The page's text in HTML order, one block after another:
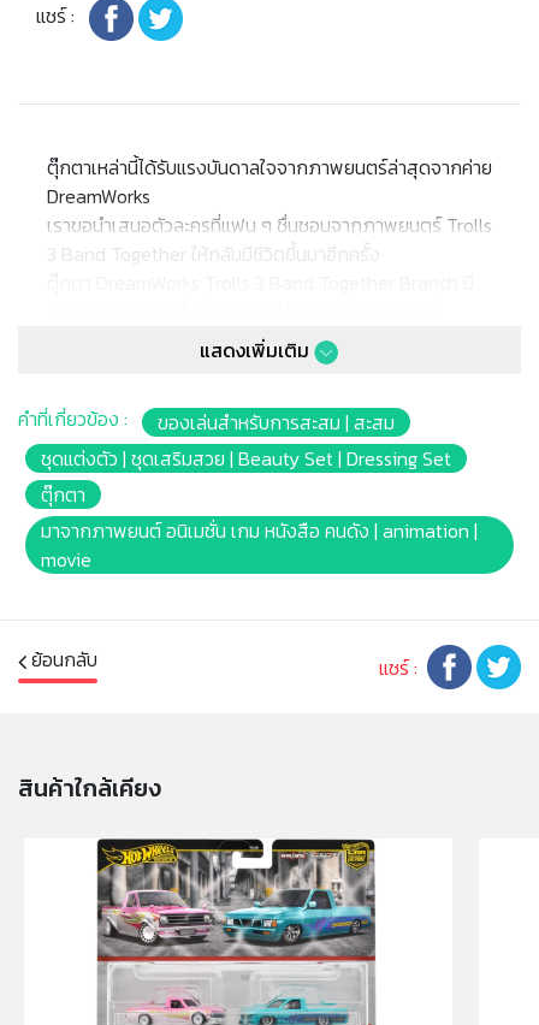
แชร์ :
ตุ๊กตาเหล่านี้ได้รับแรงบันดาลใจจากภาพยนตร์ล่าสุดจากค่าย
DreamWorks
เราขอนำเสนอตัวละครที่แฟน ๆ ชื่นชอบจากภาพยนตร์ Trolls
3 Band Together ให้กลับมีชีวิตขึ้นมาอีกครั้ง
เคลื่อนไหวได้สำหรับการเล่นที่แอกทีฟและท่าทางแบบไดนามิก
เรื่องราวของตัวเองได้!
แต่ละชิ้นจำหน่ายแยกกัน กรุณาเช็คเพิ่มเติมจุดขาย ตุ๊กตาไม่
สามารถวางตั้งเองได้
สินค้าอาจมีการเปลี่ยนแปลงลวดลาย สีสันบนผลิตภัณฑ์ หรือ
แพ็คเกจโดยร้านฯอาจไม่สามารถแจ้งให้ทราบล่วงหน้า และสี
ของผลิตภัณฑ์ที่แสดงบนเว็บไซต์อาจมีความแตกต่างกันจาก
ห้ามแยกชิ้นส่วนออกจากกัน ชิ้นส่วนมีขนาดเล็ก เด็กควรใช้
และขว้างปา
มอก.685 เล่ม1-2562
แสดงเพิ่มเติม
คำที่เกี่ยวข้อง :
ของเล่นสำหรับการสะสม | สะสม
ชุดแต่งตัว | ชุดเสริมสวย | Beauty Set | Dressing Set
ตุ๊กตา
มาจากภาพยนต์ อนิเมชั่น เกม หนังสือ คนดัง | animation |
movie
ย้อนกลับ แชร์ :
สินค้าใกล้เคียง